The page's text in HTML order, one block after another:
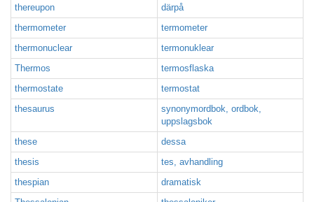
thereupon
därpå
thermometer
termometer
thermonuclear
termonuklear
Thermos
termosflaska
thermostate
termostat
thesaurus
synonymordbok, ordbok,
uppslagsbok
these
dessa
thesis
tes, avhandling
thespian
dramatisk